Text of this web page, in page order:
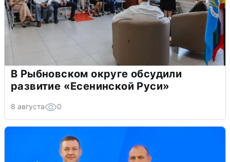
В Рыбновском округе обсудили
развитие «Есенинской Руси»
8 августа 0